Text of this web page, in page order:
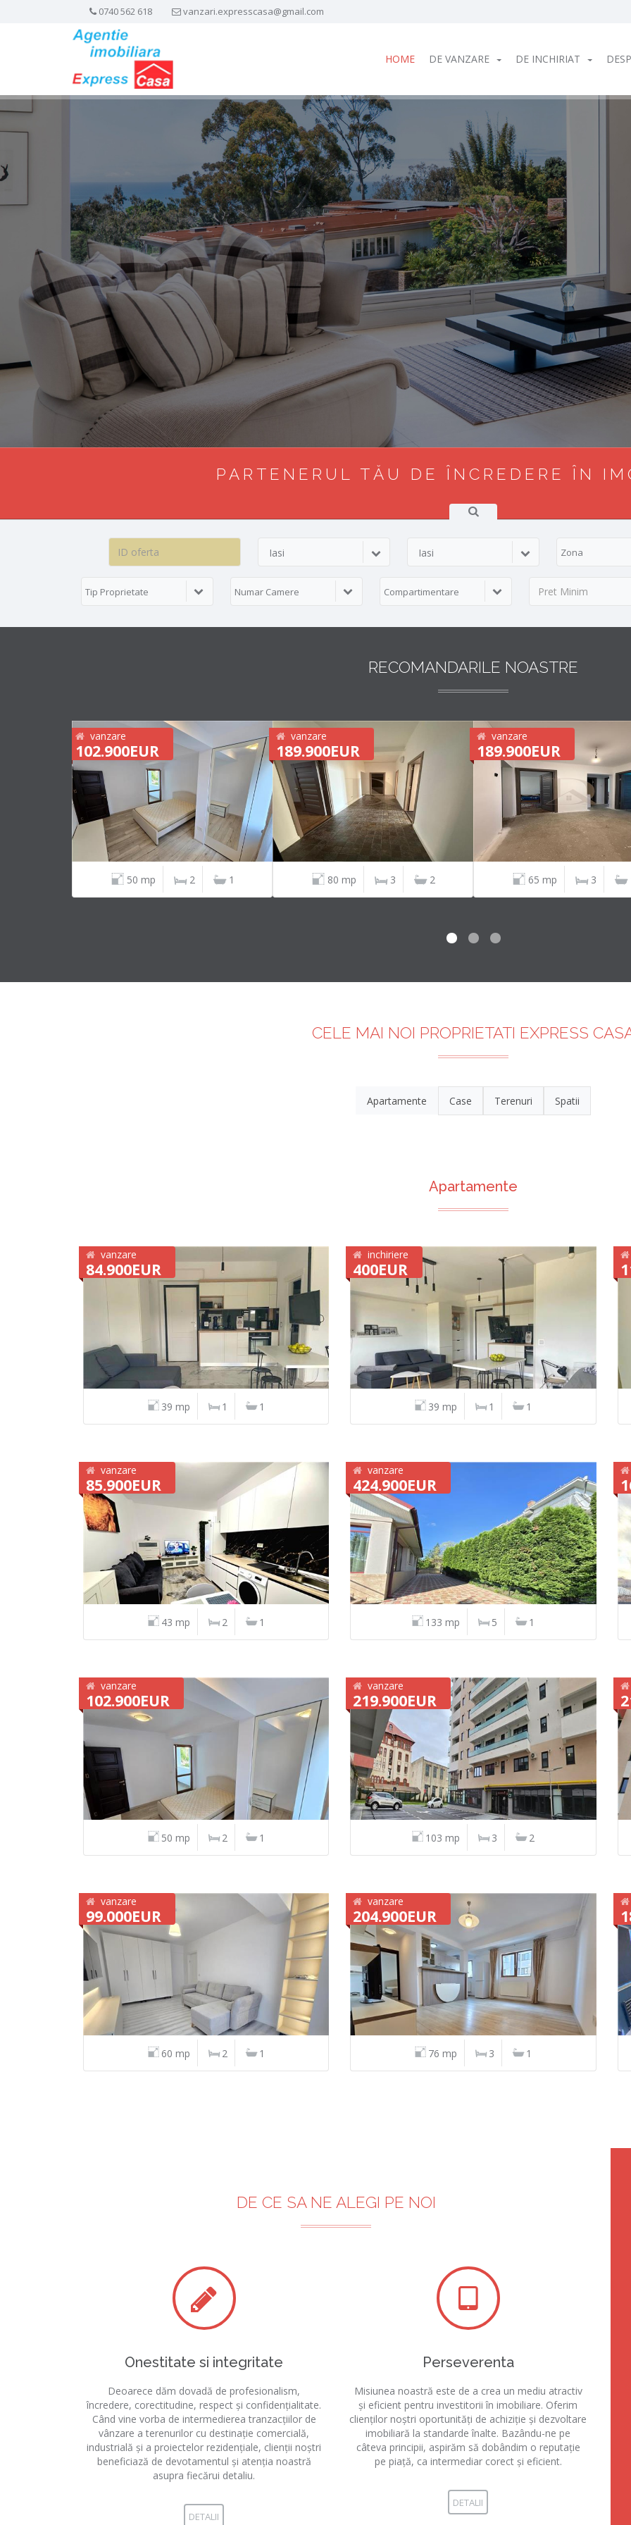
0740 562 618 vanzari.expresscasa@gmail.com
HOME DE VANZARE DE INCHIRIAT
PARTENERUL TĂU DE ÎNCREDERE ÎN
Iasi Iasi Zona
Tip Proprietate Numar Camere Compartimentare
RECOMANDARILE NOASTRE
vanzare
102.900EUR
50 mp 2 1
vanzare
189.900EUR
80 mp 3 2
vanzare
189.900EUR
65 mp 3
CELE MAI NOI PROPRIETATI EXPRESS
Apartamente Case Terenuri Spatii
Apartamente
vanzare
84.900EUR
39 mp 1 1
inchiriere
400EUR
39 mp 1 1
vanzare
85.900EUR
43 mp 2 1
vanzare
424.900EUR
133 mp 5 1
vanzare
102.900EUR
50 mp 2 1
vanzare
219.900EUR
103 mp 3 2
vanzare
99.000EUR
60 mp 2 1
vanzare
204.900EUR
76 mp 3 1
DE CE SA NE ALEGI PE NOI
Onestitate si integritate
Deoarece dăm dovadă de profesionalism,
încredere, corectitudine, respect și confidențialitate.
Când vine vorba de intermedierea tranzacțiilor de
vânzare a terenurilor cu destinație comercială,
industrială și a proiectelor rezidențiale, clienții noștri
beneficiază de devotamentul și atenția noastră
asupra fiecărui detaliu.
DETALII
Perseverenta
Misiunea noastră este de a crea un mediu atractiv
și eficient pentru investitorii în imobiliare. Oferim
clienților noștri oportunități de achiziție și dezvoltare
imobiliară la standarde înalte. Bazându-ne pe
câteva principii, aspirăm să dobândim o reputație
pe piață, ca intermediar corect și eficient.
DETALII